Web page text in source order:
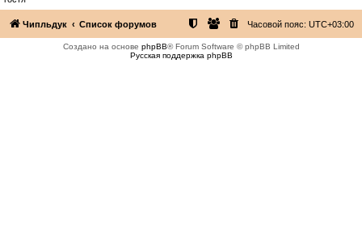
Чипльдук Список форумов Часовой пояс: UTC+03:00
Создано на основе phpBB® Forum Software © phpBB Limited
Русская поддержка phpBB